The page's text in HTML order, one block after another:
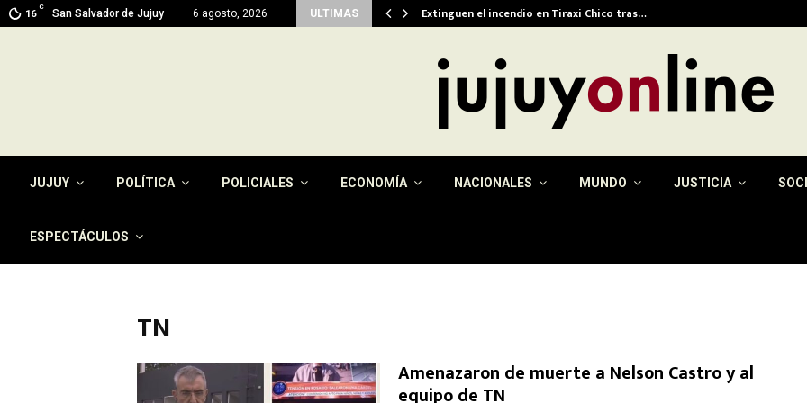
16
C
San Salvador de Jujuy 6 agosto, 2026 ULTIMAS
Jujuy: prevén máximas de 26… Extinguen el incendio en Tiraxi Chico tras…
JUJUY POLÍTICA POLICIALES ECONOMÍA NACIONALES MUNDO JUSTICIA
ESPECTÁCULOS
TN
Amenazaron de muerte a Nelson Castro y al
equipo de TN